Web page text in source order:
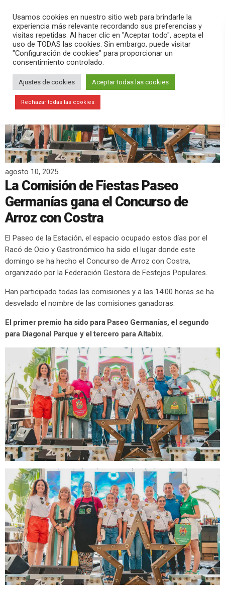
search menu pause PLAY
agosto 10, 2025
La Comisión de Fiestas Paseo
Germanías gana el Concurso de
Arroz con Costra
El Paseo de la Estación, el espacio ocupado estos días por el
Racó de Ocio y Gastronómico ha sido el lugar donde este
domingo se ha hecho el Concurso de Arroz con Costra,
organizado por la Federación Gestora de Festejos Populares.
Han participado todas las comisiones y a las 14:00 horas se ha
desvelado el nombre de las comisiones ganadoras.
El primer premio ha sido para Paseo Germanías, el segundo
para Diagonal Parque y el tercero para Altabix.
Usamos cookies en nuestro sitio web para brindarle la
experiencia más relevante recordando sus preferencias y
visitas repetidas. Al hacer clic en "Aceptar todo", acepta el
uso de TODAS las cookies. Sin embargo, puede visitar
"Configuración de cookies" para proporcionar un
consentimiento controlado.
Ajustes de cookies Aceptar todas las cookies
Rechazar todas las cookies